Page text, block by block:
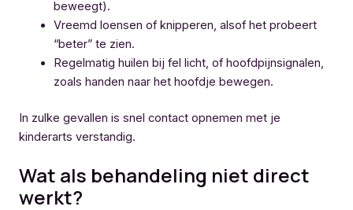
beweegt).
Vreemd loensen of knipperen, alsof het probeert
“beter” te zien.
Regelmatig huilen bij fel licht, of hoofdpijnsignalen,
zoals handen naar het hoofdje bewegen.
In zulke gevallen is snel contact opnemen met je
kinderarts verstandig.
Wat als behandeling niet direct
werkt?